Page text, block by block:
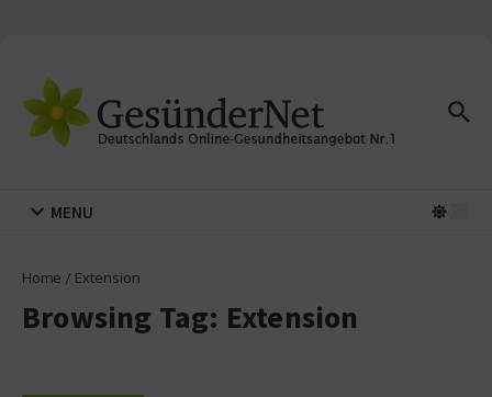
MENU
Home / Extension
Browsing Tag: Extension